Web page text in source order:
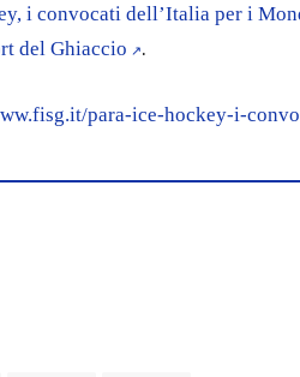
i convocati dell’Italia per i
del Ghiaccio
.
para-ice-hockey-i-